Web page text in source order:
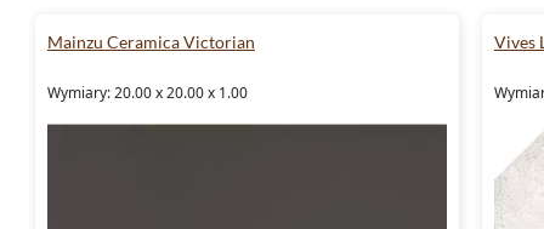
Mainzu Ceramica Victorian
Wymiary: 20.00 x 20.00 x 1.00
Vives